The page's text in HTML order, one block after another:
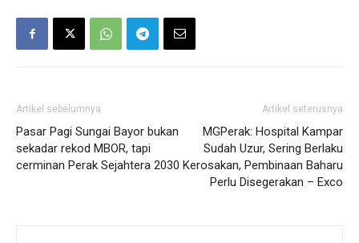
Artikel sebelumnya
Pasar Pagi Sungai Bayor bukan
sekadar rekod MBOR, tapi
cerminan Perak Sejahtera 2030
Artikel seterusnya
MGPerak: Hospital Kampar
Sudah Uzur, Sering Berlaku
Kerosakan, Pembinaan Baharu
Perlu Disegerakan – Exco